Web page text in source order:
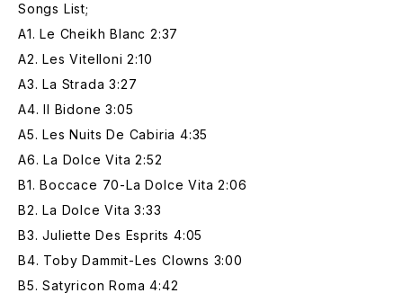
Songs List;
A1. Le Cheikh Blanc 2:37
A2. Les Vitelloni 2:10
A3. La Strada 3:27
A4. Il Bidone 3:05
A5. Les Nuits De Cabiria 4:35
A6. La Dolce Vita 2:52
B1. Boccace 70-La Dolce Vita 2:06
B2. La Dolce Vita 3:33
B3. Juliette Des Esprits 4:05
B4. Toby Dammit-Les Clowns 3:00
B5. Satyricon Roma 4:42